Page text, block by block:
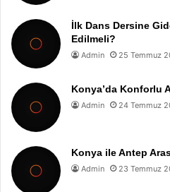
İlk Dans Dersine
Edilmeli?
Admin 25 Temmuz
Konya’da Konforlu
Admin 24 Temmuz
Konya ile Antep
Admin 23 Temmuz